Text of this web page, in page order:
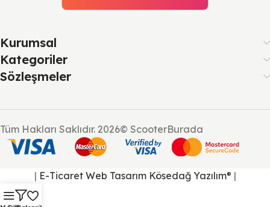
Kurumsal
Kategoriler
Sözleşmeler
Tüm Hakları Saklıdır. 2026© ScooterBurada
| E-Ticaret Web Tasarım Kösedağ Yazılım® |